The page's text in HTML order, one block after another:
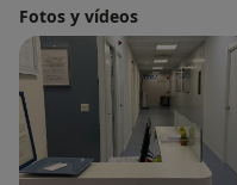
Fotos y vídeos